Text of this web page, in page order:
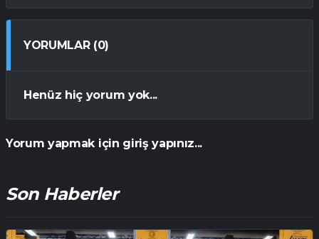
YORUMLAR (0)
Henüz hiç yorum yok...
Yorum yapmak için giriş yapınız...
Son Haberler